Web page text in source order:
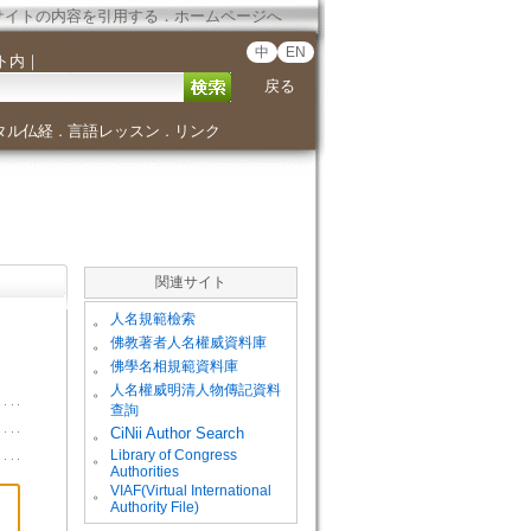
イトの内容を引用する．ホームページへ
内 ｜ 中 EN
戻る
ル仏経． 言語レッスン ． リンク
関連サイト
。 人名規範檢索
。 佛教著者人名權威資料庫
。 佛學名相規範資料庫
。
人名權威明清人物傳記資料
查詢
。
CiNii Author Search
。
Library of Congress
Authorities
。
VIAF(Virtual International
Authority File)